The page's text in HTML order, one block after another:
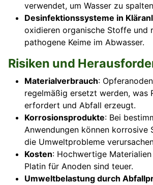
verwendet, um Wasser zu
Desinfektionssysteme in
oxidieren organische Stoffe und
pathogene Keime im Abwasser.
Risiken und
Materialverbrauch:
regelmäßig ersetzt werden, was
erfordert und Abfall erzeugt.
Korrosionsprodukte: Bei
Anwendungen können korrosive
die Umweltprobleme
Kosten: Hochwertige
Platin für Anoden sind teuer.
Umweltbelastung durch